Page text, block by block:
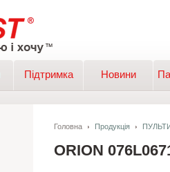
Підтримка Новини
Головна Продукція
ORION